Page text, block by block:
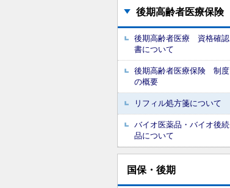
後期高齢者医療保険
後期高齢者医療 資格確認
書について
後期高齢者医療保険 制度
の概要
リフィル処方箋について
バイオ医薬品・バイオ後続
品について
国保・後期